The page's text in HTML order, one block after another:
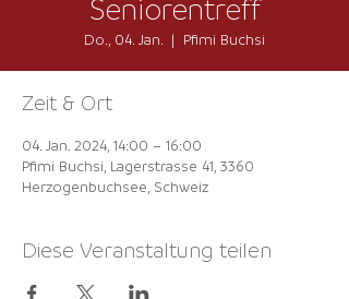
Seniorentreff
Do., 04. Jan.
  |
Pfimi Buchsi
Zeit & Ort
04. Jan. 2024, 14:00 – 16:00
Pfimi Buchsi, Lagerstrasse 41, 3360
Herzogenbuchsee, Schweiz
Diese Veranstaltung teilen